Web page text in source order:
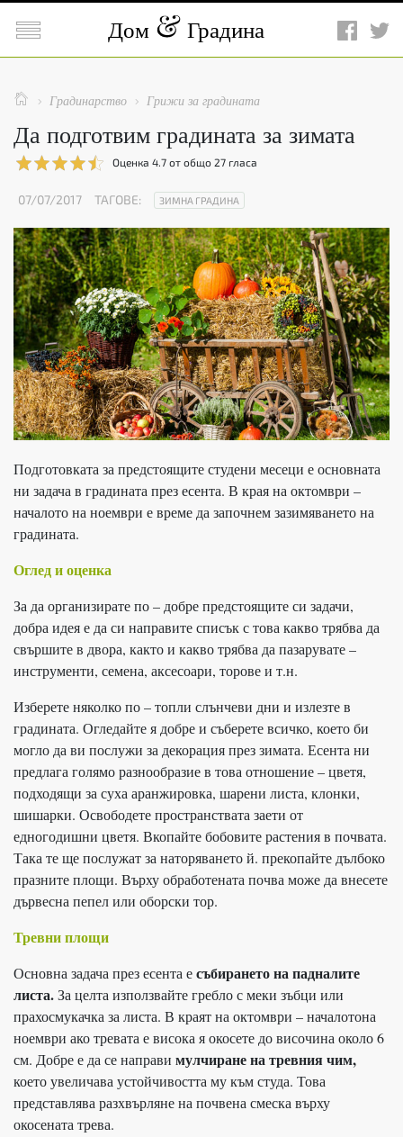
 Дом Градина
  Градинарство  Грижи за градината
Да подготвим градината за зимата
Оценка 4.7 от общо 27 гласа
07/07/2017 ТАГОВЕ: ЗИМНА ГРАДИНА
Подготовката за предстоящите студени месеци е основната
ни задача в градината през есента. В края на октомври –
началото на ноември е време да започнем зазимяването на
градината.
Оглед и оценка
За да организирате по – добре предстоящите си задачи,
добра идея е да си направите списък с това какво трябва да
свършите в двора, както и какво трябва да пазарувате –
инструменти, семена, аксесоари, торове и т.н.
Изберете няколко по – топли слънчеви дни и излезте в
градината. Огледайте я добре и съберете всичко, което би
могло да ви послужи за декорация през зимата. Есента ни
предлага голямо разнообразие в това отношение – цветя,
подходящи за суха аранжировка, шарени листа, клонки,
шишарки. Освободете пространствата заети от
едногодишни цветя. Вкопайте бобовите растения в почвата.
Така те ще послужат за наторяването й. прекопайте дълбоко
празните площи. Върху обработената почва може да внесете
дървесна пепел или оборски тор.
Тревни площи
Основна задача през есента есъбирането на падналите
листа.За целта използвайте гребло с меки зъбци или
прахосмукачка за листа. В краят на октомври – началотона
ноември ако тревата е висока я окосете до височина около 6
см. Добре е да се направи мулчиране на тревния чим,
което увеличава устойчивостта му към студа. Това
представлява разхвърляне на почвена смеска върху
окосената трева.